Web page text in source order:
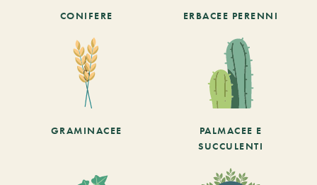
CONIFERE ERBACEE PERENNI
GRAMINACEE
PALMACEE E
SUCCULENTI